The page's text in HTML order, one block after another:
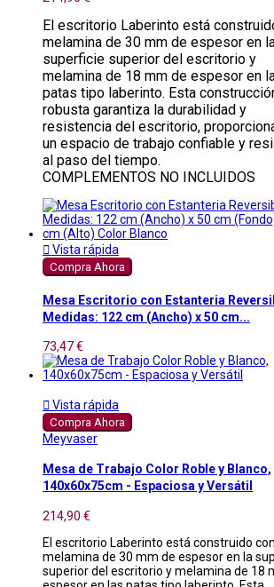
El escritorio Laberinto está
melamina de 30 mm de espesor en
superficie superior del escritorio y
melamina de 18 mm de espesor en
patas tipo laberinto. Esta
robusta garantiza la durabilidad y
resistencia del escritorio,
un espacio de trabajo confiable y
al paso del tiempo.
COMPLEMENTOS NO INCLUIDOS
 Vista rápida
Compra Ahora
Mesa Escritorio con Estanteria
Medidas: 122 cm (Ancho) x 50 cm...
73,47 €
 Vista rápida
Compra Ahora
Meyvaser
Mesa de Trabajo Color Roble y Blanco,
140x60x75cm - Espaciosa y Versátil
214,90 €
El escritorio Laberinto está construido con
melamina de 30 mm de espesor en la
superior del escritorio y melamina de 18